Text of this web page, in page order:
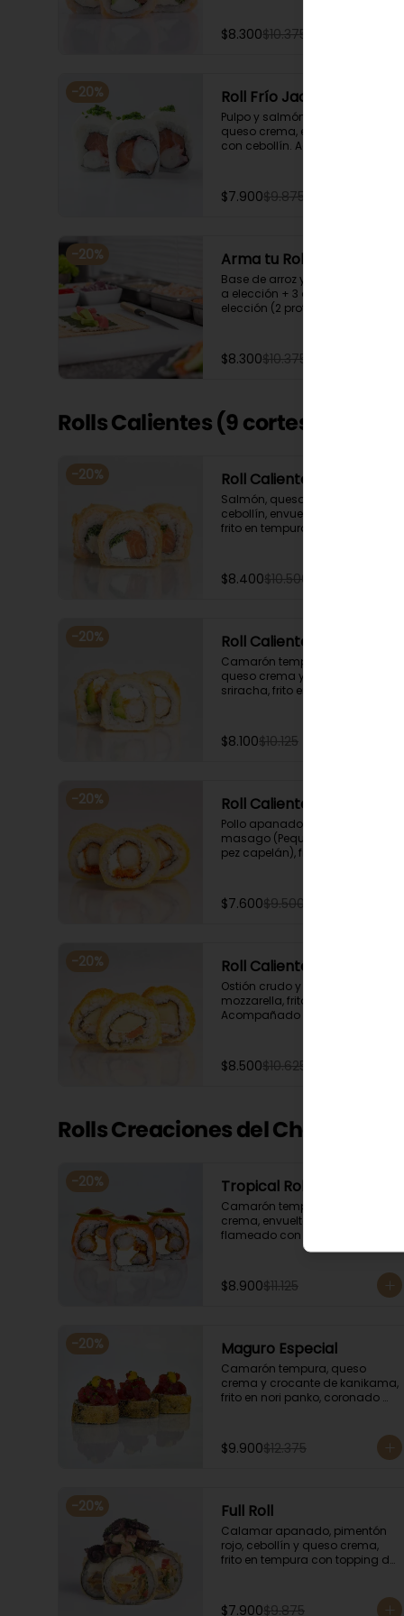
$8.300$10.375
-20% Roll Frío Jack
Pulpo y salmón envuelto en
queso crema, espolvoreado
con cebollín. Acompañado con
$7.900$9.875
-20% Arma tu Roll Frío
Base de arroz y nori + Envoltura
a elección + 3 agregados a
elección (2 proteínas + 1
$8.300$10.375
Rolls Calientes (9 cortes)
-20% Roll Caliente Bryan
Salmón, queso crema y
cebollín, envuelto en salmón,
frito en tempura. Acompañado
$8.400$10.500
-20% Roll Caliente Maca 🌶️
Camarón tempura, palta,
queso crema y salsa spicy
sriracha, frito en tempura.
$8.100$10.125
-20% Roll Caliente Tory
Pollo apanado, queso crema y
masago (Pequeñas huevas de
pez capelán), frito en panko.
$7.600$9.500
-20% Roll Caliente Suki
Ostión crudo y queso
mozzarella, frito en panko.
Acompañado con salsa de
$8.500$10.625
Rolls Creaciones del Chef (9
-20% Tropical Roll
Camarón tempura, queso
crema, envuelto en salmón,
flameado con salsa unagi,
coronado con finas rodajas de
$8.900$11.125
-20% Maguro Especial
Camarón tempura, queso
crema y crocante de kanikama,
frito en nori panko, coronado
amarillo y unagi.
$9.900$12.375
-20% Full Roll
Calamar apanado, pimentón
rojo, cebollín y queso crema,
frito en tempura con topping de
$7.900$9.875